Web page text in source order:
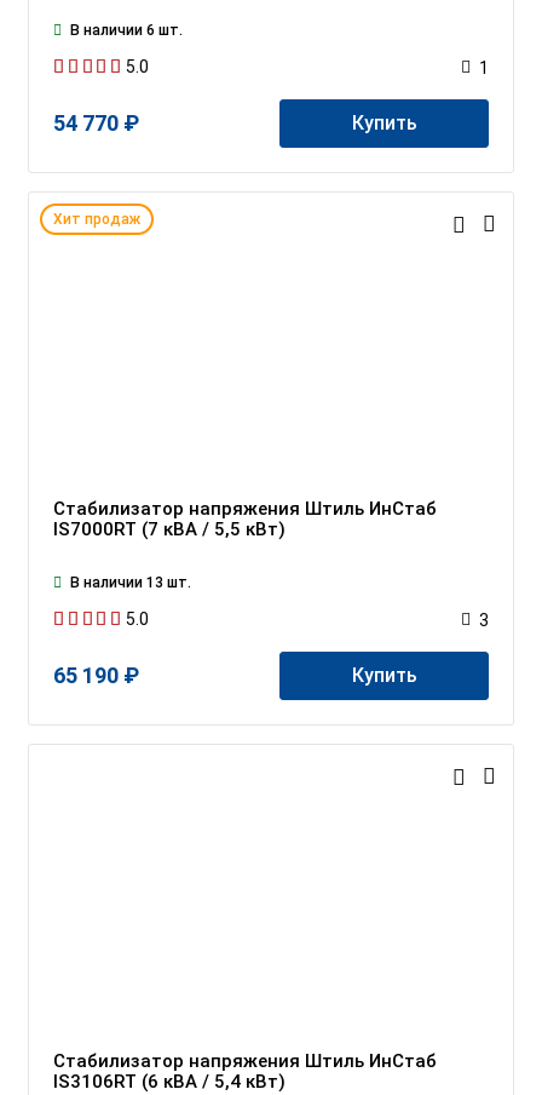
В наличии 6 шт.
5.0 1
54 770 ₽ Купить
Хит продаж
Стабилизатор напряжения Штиль ИнСтаб
IS7000RT (7 кВА / 5,5 кВт)
В наличии 13 шт.
5.0 3
65 190 ₽ Купить
Стабилизатор напряжения Штиль ИнСтаб
IS3106RT (6 кВА / 5,4 кВт)